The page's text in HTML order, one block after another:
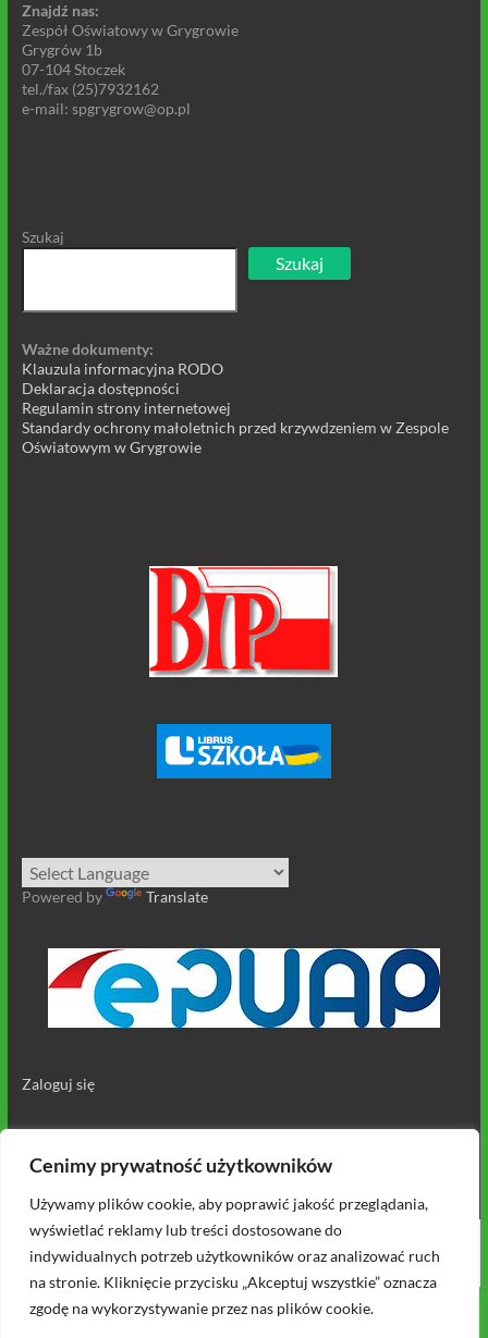
Cenimy prywatność użytkowników
Używamy plików cookie, aby poprawić jakość przeglądania,
wyświetlać reklamy lub treści dostosowane do
indywidualnych potrzeb użytkowników oraz analizować ruch
na stronie. Kliknięcie przycisku „Akceptuj wszystkie” oznacza
zgodę na wykorzystywanie przez nas plików cookie.
Znajdź nas:
Zespół Oświatowy w Grygrowie
Grygrów 1b
07-104 Stoczek
tel./fax (25)7932162
e-mail: spgrygrow@op.pl
Szukaj
Szukaj
Ważne dokumenty:
Klauzula informacyjna RODO
Deklaracja dostępności
Regulamin strony internetowej
Standardy ochrony małoletnich przed krzywdzeniem w Zespole
Oświatowym w Grygrowie
Powered by Translate
Zaloguj się
Prawa autorskie © 2026Zespół Oświatowy w Grygrowie
ThemeSpaciousby ThemeGrill. Powered by:WordPress.